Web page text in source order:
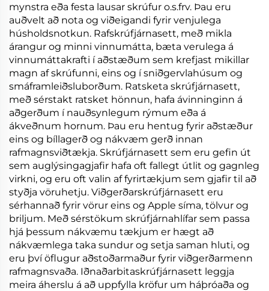
mynstra eða festa lausar skrúfur o.s.frv. Þau eru
auðvelt að nota og viðeigandi fyrir venjulega
húsholdsnotkun. Rafskrúfjárnasett, með mikla
árangur og minni vinnumátta, bæta verulega á
vinnumáttakrafti í aðstæðum sem krefjast mikillar
magn af skrúfunni, eins og í sniðgervlahúsum og
smáframleiðsluborðum. Ratsketa skrúfjárnasett,
með sérstakt ratsket hönnun, hafa ávinninginn á
aðgerðum í nauðsynlegum rýmum eða á
ákveðnum hornum. Þau eru hentug fyrir aðstæður
eins og bíllagerð og nákvæm gerð innan
rafmagnsviðtækja. Skrúfjárnasett sem eru gefin út
sem auglýsingagjafir hafa oft fallegt útlit og gagnleg
virkni, og eru oft valin af fyrirtækjum sem gjafir til að
styðja vöruhetju. Viðgerðarskrúfjárnasett eru
sérhannað fyrir vörur eins og Apple síma, tölvur og
briljum. Með sérstökum skrúfjárnahlífar sem passa
hjá þessum nákvæmu tækjum er hægt að
nákvæmlega taka sundur og setja saman hluti, og
eru því öflugur aðstoðarmaður fyrir viðgerðarmenn
rafmagnsvaða. Iðnaðarbitaskrúfjárnasett leggja
meira áherslu á að uppfylla kröfur um háþróaða og